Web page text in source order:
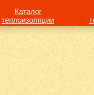
Каталог
теплоизоляции